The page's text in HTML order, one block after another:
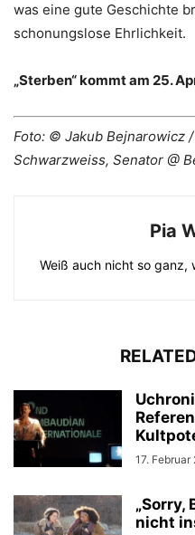
was eine gute Geschichte
schonungslose Ehrlichkeit.
„Sterben“ kommt am 25.
Foto: © Jakub Bejnarowicz
Schwarzweiss, Senator @
Pia
Weiß auch nicht so ganz,
17. Februar
„Sorry,
nicht